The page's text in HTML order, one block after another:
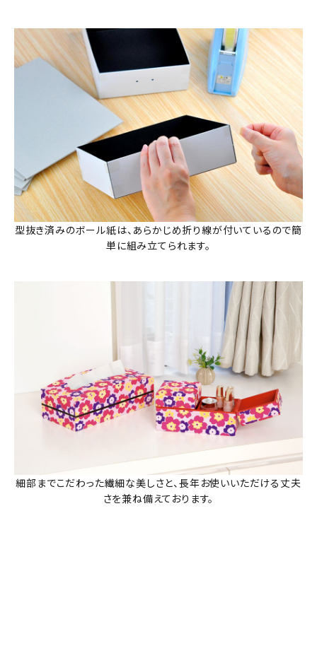
型抜き済みのボール紙は、あらかじめ折り線が付いているので簡
単に組み立てられます。
細部までこだわった繊細な美しさと、長年お使いいただける丈夫
さを兼ね備えております。